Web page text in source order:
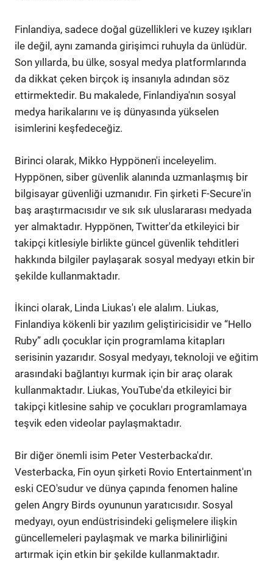
Finlandiya, sadece doğal güzellikleri ve kuzey ışıkları
ile değil, aynı zamanda girişimci ruhuyla da ünlüdür.
Son yıllarda, bu ülke, sosyal medya platformlarında
da dikkat çeken birçok iş insanıyla adından söz
ettirmektedir. Bu makalede, Finlandiya'nın sosyal
medya harikalarını ve iş dünyasında yükselen
isimlerini keşfedeceğiz.
Birinci olarak, Mikko Hyppönen'i inceleyelim.
Hyppönen, siber güvenlik alanında uzmanlaşmış bir
bilgisayar güvenliği uzmanıdır. Fin şirketi F-Secure'in
baş araştırmacısıdır ve sık sık uluslararası medyada
yer almaktadır. Hyppönen, Twitter'da etkileyici bir
takipçi kitlesiyle birlikte güncel güvenlik tehditleri
hakkında bilgiler paylaşarak sosyal medyayı etkin bir
şekilde kullanmaktadır.
İkinci olarak, Linda Liukas'ı ele alalım. Liukas,
Finlandiya kökenli bir yazılım geliştiricisidir ve “Hello
Ruby” adlı çocuklar için programlama kitapları
serisinin yazarıdır. Sosyal medyayı, teknoloji ve eğitim
arasındaki bağlantıyı kurmak için bir araç olarak
kullanmaktadır. Liukas, YouTube'da etkileyici bir
takipçi kitlesine sahip ve çocukları programlamaya
teşvik eden videolar paylaşmaktadır.
Bir diğer önemli isim Peter Vesterbacka'dır.
Vesterbacka, Fin oyun şirketi Rovio Entertainment'ın
eski CEO'sudur ve dünya çapında fenomen haline
gelen Angry Birds oyununun yaratıcısıdır. Sosyal
medyayı, oyun endüstrisindeki gelişmelere ilişkin
güncellemeleri paylaşmak ve marka bilinirliğini
artırmak için etkin bir şekilde kullanmaktadır.